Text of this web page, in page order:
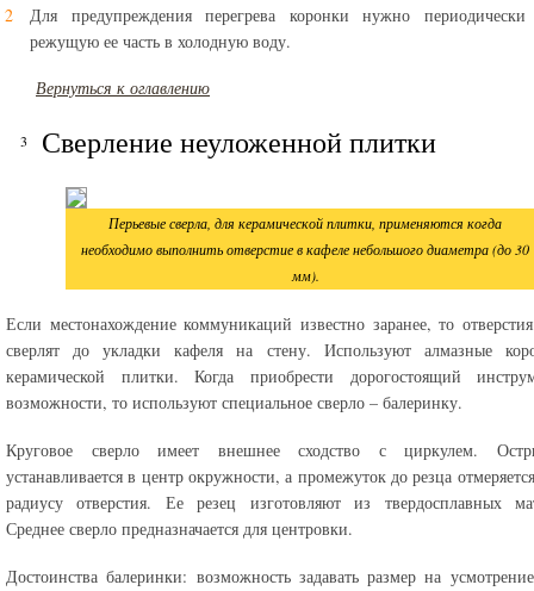
Для предупреждения перегрева коронки нужно периодически
режущую ее часть в холодную воду.
Вернуться к оглавлению
Сверление неуложенной плитки
Перьевые сверла, для керамической плитки, применяются когда
необходимо выполнить отверстие в кафеле небольшого диаметра (до 30
мм).
Если местонахождение коммуникаций известно заранее, то
сверлят до укладки кафеля на стену. Используют алмазные
керамической плитки. Когда приобрести дорогостоящий
возможности, то используют специальное сверло – балеринку.
Круговое сверло имеет внешнее сходство с циркулем.
устанавливается в центр окружности, а промежуток до резца
радиусу отверстия. Ее резец изготовляют из твердосплавных
Среднее сверло предназначается для центровки.
Достоинства балеринки: возможность задавать размер на